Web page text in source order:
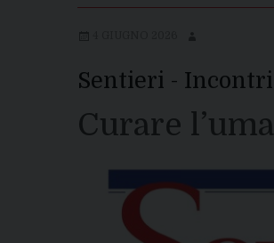
Sentieri - Incontri
Curare